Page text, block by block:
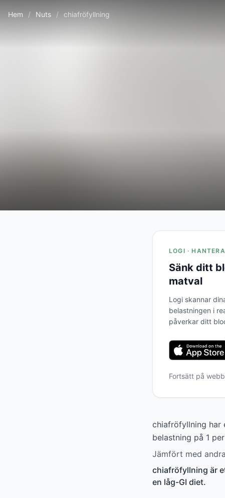
Hem / Nuts / chiafröfyllning
LOGI ·
Sänk ditt
matval
Logi skannar
belastningen i
påverkar ditt
Fortsätt på
chiafröfyllning har
belastning på 1
Jämfört med
chiafröfyllning är
en låg-GI diet.